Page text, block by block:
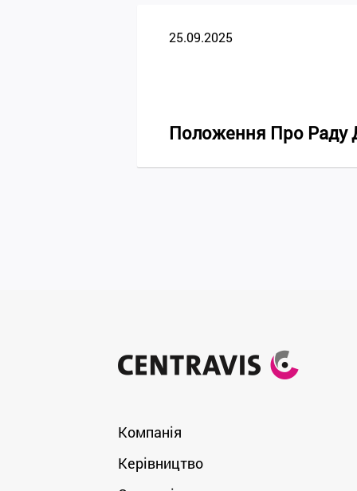
25.09.2025
Положення Про Раду
Компанія
Керівництво